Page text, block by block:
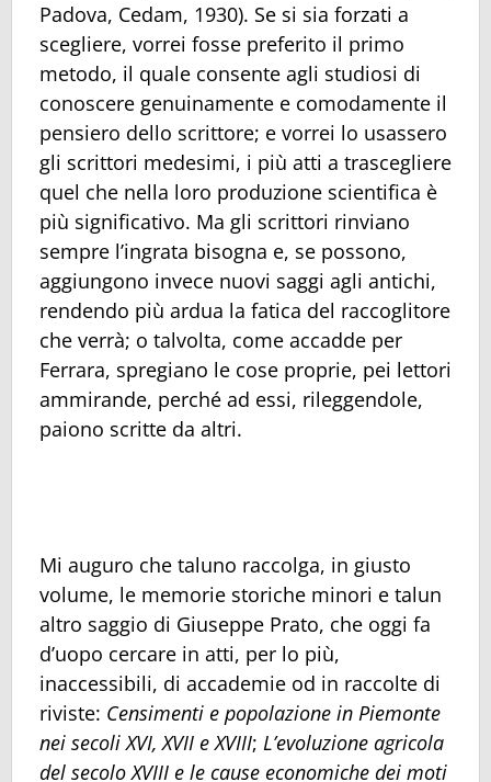
Padova, Cedam, 1930). Se si sia forzati a
scegliere, vorrei fosse preferito il primo
metodo, il quale consente agli studiosi di
conoscere genuinamente e comodamente il
pensiero dello scrittore; e vorrei lo usassero
gli scrittori medesimi, i più atti a trascegliere
quel che nella loro produzione scientifica è
più significativo. Ma gli scrittori rinviano
sempre l’ingrata bisogna e, se possono,
aggiungono invece nuovi saggi agli antichi,
rendendo più ardua la fatica del raccoglitore
che verrà; o talvolta, come accadde per
Ferrara, spregiano le cose proprie, pei lettori
ammirande, perché ad essi, rileggendole,
paiono scritte da altri.
Mi auguro che taluno raccolga, in giusto
volume, le memorie storiche minori e talun
altro saggio di Giuseppe Prato, che oggi fa
d’uopo cercare in atti, per lo più,
inaccessibili, di accademie od in raccolte di
riviste: Censimenti e popolazione in Piemonte
nei secoli XVI, XVII e XVIII; L’evoluzione agricola
del secolo XVIII e le cause economiche dei moti